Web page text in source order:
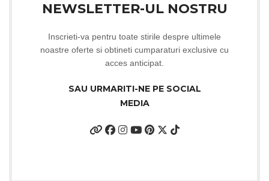
NEWSLETTER-UL NOSTRU
Inscrieti-va pentru toate stirile despre ultimele
noastre oferte si obtineti cumparaturi exclusive cu
acces anticipat.
SAU URMARITI-NE PE SOCIAL
MEDIA